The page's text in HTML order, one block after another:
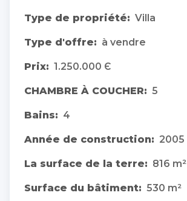
Type de propriété: Villa
Type d'offre: à vendre
Prix: 1.250.000 Є
CHAMBRE À COUCHER: 5
Bains: 4
Année de construction: 2005
La surface de la terre: 816 m²
Surface du bâtiment: 530 m²